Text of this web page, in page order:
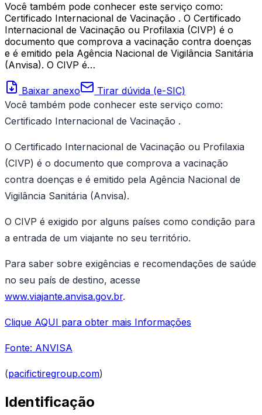
Você também pode conhecer este serviço como:
Certificado Internacional de Vacinação . O Certificado
Internacional de Vacinação ou Profilaxia (CIVP) é o
documento que comprova a vacinação contra doenças
e é emitido pela Agência Nacional de Vigilância Sanitária
(Anvisa). O CIVP é…
Baixar anexo
Tirar dúvida (e-SIC)
Você também pode conhecer este serviço como:
Certificado Internacional de Vacinação .
O Certificado Internacional de Vacinação ou Profilaxia
(CIVP) é o documento que comprova a vacinação
contra doenças e é emitido pela Agência Nacional de
Vigilância Sanitária (Anvisa).
O CIVP é exigido por alguns países como condição para
a entrada de um viajante no seu território.
Para saber sobre exigências e recomendações de saúde
no seu país de destino, acesse
www.viajante.anvisa.gov.br.
Clique AQUI para obter mais Informações
Fonte: ANVISA
(pacifictiregroup.com)
Identificação